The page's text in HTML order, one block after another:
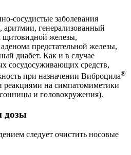
сосудистые заболевания
аритмии, генерализованный
щитовидной железы,
предстательной железы,
диабет. Как и в случае
сосудосуживающих средств,
при назначении Виброцила®
на симпатомиметики
и головокружения).
дозы
следует очистить носовые